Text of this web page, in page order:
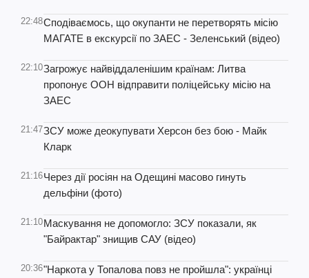
22:48Сподіваємось, що окупанти не перетворять місію
МАГАТЕ в екскурсії по ЗАЕС - Зеленський (відео)
22:10Загрожує найвіддаленішим країнам: Литва
пропонує ООН відправити поліцейську місію на
ЗАЕС
21:47ЗСУ може деокупувати Херсон без бою - Майк
Кларк
21:16Через дії росіян на Одещині масово гинуть
дельфіни (фото)
21:10Маскування не допомогло: ЗСУ показали, як
"Байрактар" знищив САУ (відео)
20:36"Наркота у Топалова повз не пройшла": українці